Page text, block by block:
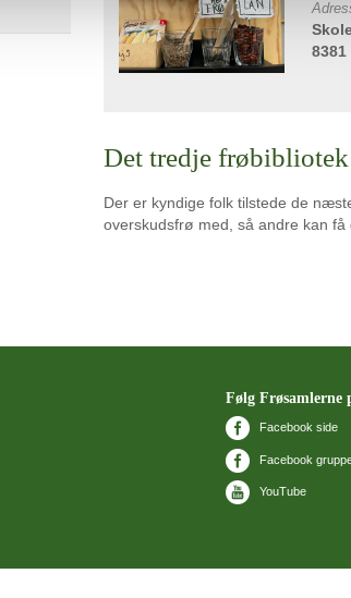
Det tredje
Der er kyndige folk tilstede de
overskudsfrø med, så andre kan
Følg Frøsamlerne
Facebook side
Facebook
YouTube